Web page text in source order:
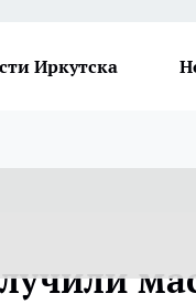
Иркутска